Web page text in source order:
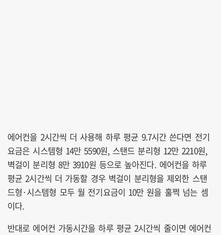
에어컨을 2시간씩 더 사용해 하루 평균 9.7시간 쓴다면 전기
요금은 시스템형 14만 5590원, 스탠드 분리형 12만 2210원,
벽걸이 분리형 8만 3910원 등으로 높아진다. 에어컨을 하루
평균 2시간씩 더 가동할 경우 벽걸이 분리형을 제외한 스탠
드형·시스템형 모두 월 전기요금이 10만 원을 훌쩍 넘는 셈
이다.
반대로 에어컨 가동시간을 하루 평균 2시간씩 줄이면 에어컨